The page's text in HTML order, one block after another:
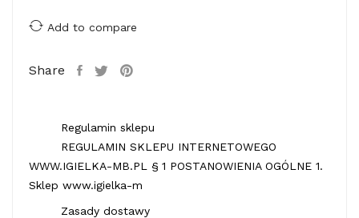
Add to compare
Share
Regulamin sklepu
REGULAMIN SKLEPU INTERNETOWEGO
WWW.IGIELKA-MB.PL § 1 POSTANOWIENIA OGÓLNE 1.
Sklep www.igielka-m
Zasady dostawy